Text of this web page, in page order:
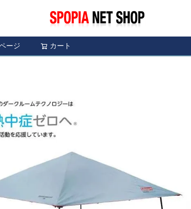
ージ カート